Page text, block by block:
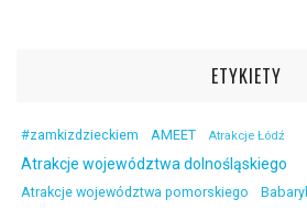
ETYKIETY
#zamkizdzieckiem AMEET Atrakcje Łódź
Atrakcje województwa dolnośląskiego
Atrakcje województwa pomorskiego